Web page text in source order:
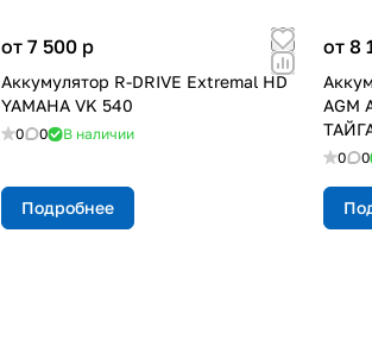
от 7 500 p
Аккумулятор R-DRIVE Extremal HD
YAMAHA VK 540
0 0 В наличии
Подробнее
от 8
AGM
0 0